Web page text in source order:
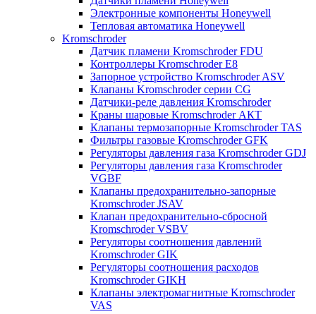
Электронные компоненты Honeywell
Тепловая автоматика Honeywell
Kromschroder
Датчик пламени Kromschroder FDU
Контроллеры Kromschroder E8
Запорное устройство Kromschroder ASV
Клапаны Kromschroder серии CG
Датчики-реле давления Kromschroder
Краны шаровые Kromschroder АКТ
Клапаны термозапорные Kromschroder TAS
Фильтры газовые Kromschroder GFK
Регуляторы давления газа Kromschroder GDJ
Регуляторы давления газа Kromschroder
VGBF
Клапаны предохранительно-запорные
Kromschroder JSAV
Клапан предохранительно-сбросной
Kromschroder VSBV
Регуляторы соотношения давлений
Kromschroder GIK
Регуляторы соотношения расходов
Kromschroder GIKH
Клапаны электромагнитные Kromschroder
VAS